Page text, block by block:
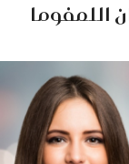
اللمفوما